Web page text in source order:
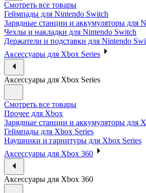
Смотреть все товары
Геймпады для Nintendo Switch
Зарядные станции и аккумуляторы для
Чехлы и накладки для Nintendo Switch
Держатели и подставки для Nintendo
Аксессуары для Xbox Series
Аксессуары для Xbox Series
Смотреть все товары
Прочее для Xbox
Зарядные станции и аккумуляторы для
Геймпады для Xbox Series
Наушники и гарнитуры для Xbox Series
Аксессуары для Xbox 360
Аксессуары для Xbox 360